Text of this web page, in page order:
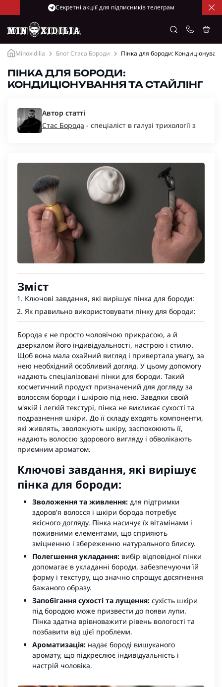
Cекретні акціїї для підписників телеграм
Minoxidilia Блог Стаса Бороди Пінка для бороди:
ПІНКА ДЛЯ БОРОДИ:
КОНДИЦІОНУВАННЯ ТА СТАЙЛІНГ
Автор статті
Стас Борода - спеціаліст в галузі трихології з
Зміст
Ключові завдання, які вирішує пінка для бороди:
Як правильно використовувати пінку для бороди:
Борода є не просто чоловічою прикрасою, а й
дзеркалом його індивідуальності, настрою і стилю.
Щоб вона мала охайний вигляд і привертала увагу, за
нею необхідний особливий догляд. У цьому допомогу
надають спеціалізовані пінки для бороди. Такий
косметичний продукт призначений для догляду за
волоссям бороди і шкірою під нею. Завдяки своїй
м'якій і легкій текстурі, пінка не викликає сухості та
подразнення шкіри. До її складу входять компоненти,
які живлять, зволожують шкіру, заспокоюють її,
надають волоссю здорового вигляду і обволікають
приємним ароматом.
Ключові завдання, які вирішує
пінка для бороди:
Зволоження та живлення: для підтримки
здоров'я волосся і шкіри борода потребує
якісного догляду. Пінка насичує їх вітамінами і
поживними елементами, що сприяють
зміцненню і збереженню натурального блиску.
Полегшення укладання: вибір відповідної пінки
допомагає в укладанні бороди, забезпечуючи їй
форму і текстуру, що значно спрощує досягнення
бажаного образу.
Запобігання сухості та лущення: сухість шкіри
під бородою може призвести до появи лупи.
Пінка здатна врівноважити рівень вологості та
позбавити від цієї проблеми.
Ароматизація: надає бороді вишуканого
аромату, що підкреслює індивідуальність і
настрій чоловіка.